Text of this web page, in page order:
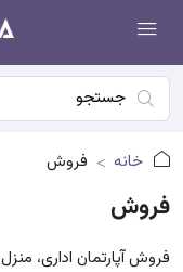
خانه فروش
فروش
فروش آپارتمان اداری،